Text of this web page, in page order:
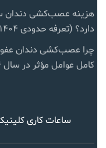
هزینه عصب‌کشی دندان سه
دارد؟ (تعرفه حدودی ۱۴۰۴)
چرا عصب‌کشی دندان
کامل عوامل مؤثر در سال ۱۴۰۴
ساعات کاری